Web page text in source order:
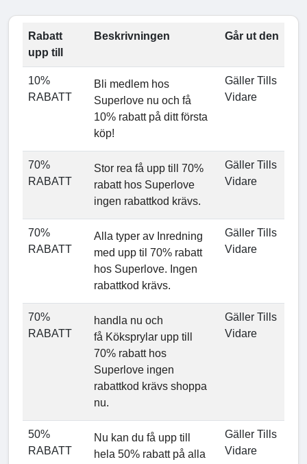
Rabatt
upp till
Beskrivningen Går ut den
10%
RABATT
Bli medlem hos
Superlove nu och få
10% rabatt på ditt första
köp!
Gäller Tills
Vidare
70%
RABATT
Stor rea få upp till 70%
rabatt hos Superlove
ingen rabattkod krävs.
Gäller Tills
Vidare
70%
RABATT
Alla typer av Inredning
med upp til 70% rabatt
hos Superlove. Ingen
rabattkod krävs.
Gäller Tills
Vidare
70%
RABATT
handla nu och
få Köksprylar upp till
70% rabatt hos
Superlove ingen
rabattkod krävs shoppa
nu.
Gäller Tills
Vidare
50%
RABATT
Nu kan du få upp till
hela 50% rabatt på alla
Gäller Tills
Vidare